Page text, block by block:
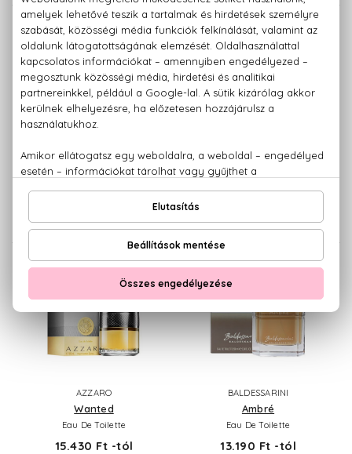
AZZARO
Wanted By Night
24.410 Ft
AZZARO
Wanted
20.460 Ft
AZZARO
Wanted
Eau De Toilette
15.430 Ft -tól
BALDESSARINI
Ambré
Eau De Toilette
13.190 Ft -tól